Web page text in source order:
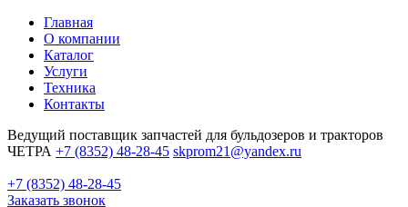
Главная
О компании
Каталог
Услуги
Техника
Контакты
Ведущий поставщик запчастей для бульдозеров и тракторов
ЧЕТРА +7 (8352) 48-28-45 skprom21@yandex.ru
+7 (8352) 48-28-45
Заказать звонок